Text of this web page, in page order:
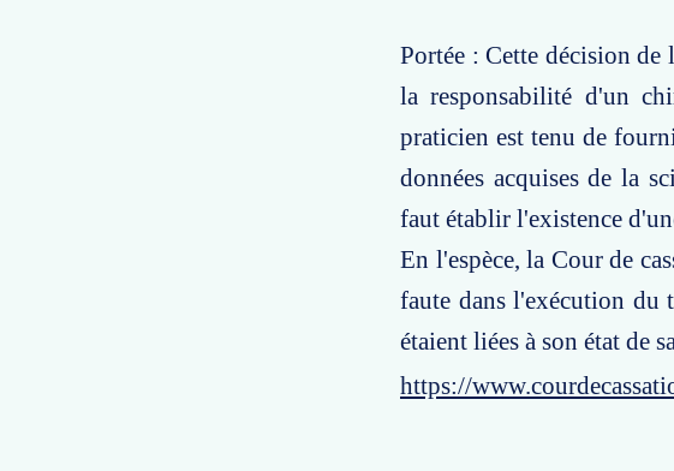
Portée : Cette décision
la responsabilité d'un
praticien est tenu de
données acquises de la
faut établir l'existence
En l'espèce, la Cour de
faute dans l'exécution du
étaient liées à son état de
https://